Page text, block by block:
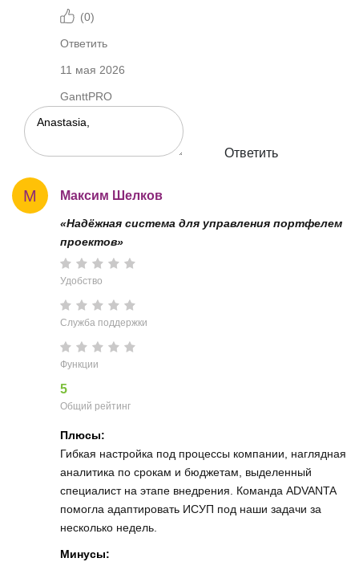
(0)
Ответить
11 мая 2026
GanttPRO
Ответить
М Максим Шелков
«Надёжная система для управления портфелем
проектов»
Удобство
Служба поддержки
Функции
5
Общий рейтинг
Плюсы:
Гибкая настройка под процессы компании, наглядная
аналитика по срокам и бюджетам, выделенный
специалист на этапе внедрения. Команда ADVANTA
помогла адаптировать ИСУП под наши задачи за
несколько недель.
Минусы: